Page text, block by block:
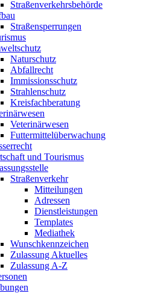
Straßenverkehrsbehörde
Straßensperrungen
Naturschutz
Abfallrecht
Immissionsschutz
Strahlenschutz
Kreisfachberatung
Veterinärwesen
Futtermittelüberwachung
und Tourismus
Straßenverkehr
Mitteilungen
Adressen
Dienstleistungen
Templates
Mediathek
Wunschkennzeichen
Zulassung Aktuelles
Zulassung A-Z